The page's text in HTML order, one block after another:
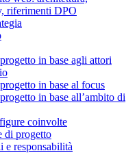
riferimenti DPO
in base agli attori
in base al focus
in base all’ambito di
coinvolte
di progetto
responsabilità